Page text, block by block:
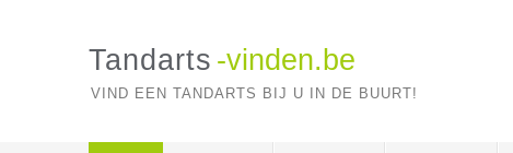
Tandarts -vinden.be
VIND EEN TANDARTS BIJ U IN DE BUURT!